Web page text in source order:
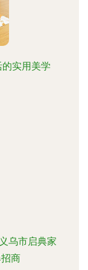
实用美学
乌市启典家
商